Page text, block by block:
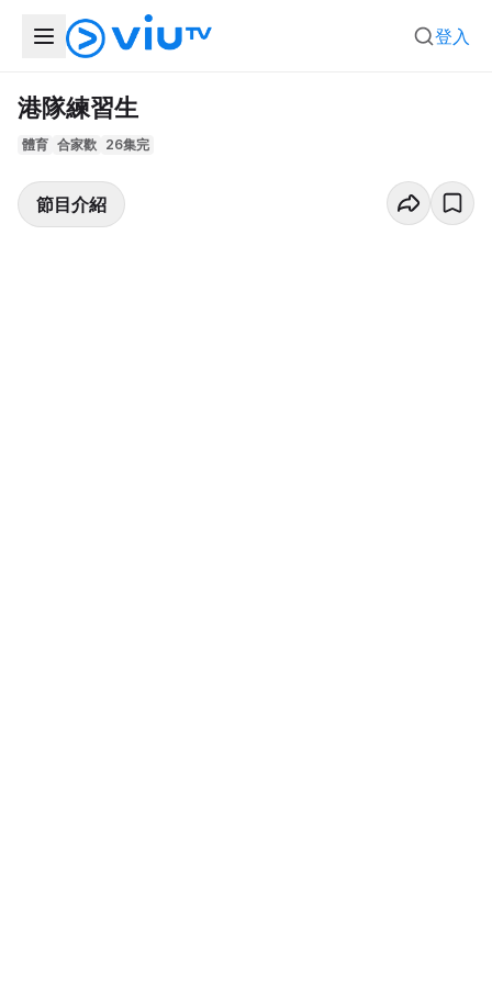
登入
港隊練習生
體育 合家歡 26集完
節目介紹